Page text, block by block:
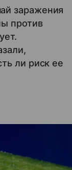
заражения
против
ли риск ее